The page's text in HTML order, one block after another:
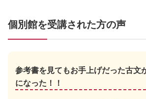
個別館を受講された方の声
参考書を見てもお手上げだった古文
になった！！